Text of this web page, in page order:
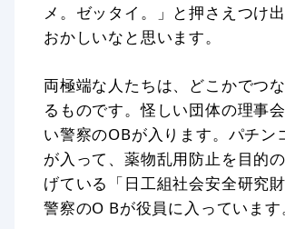
メ。ゼッタイ。」と押さえつけ出
おかしいなと思います。
両極端な人たちは、どこかでつ
るものです。怪しい団体の理事
い警察のOBが入ります。パチン
が入って、薬物乱用防止を目的
げている「日工組社会安全研究財
警察のO Bが役員に入っています